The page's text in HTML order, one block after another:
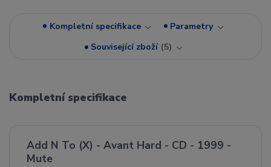
Kompletní specifikace
Parametry
Související zboží 5
Kompletní specifikace
Add N To (X) - Avant Hard - CD - 1999 -
Mute